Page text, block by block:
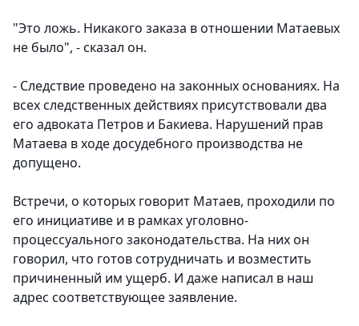
"Это ложь. Никакого заказа в отношении Матаевых
не было", - сказал он.
- Следствие проведено на законных основаниях. На
всех следственных действиях присутствовали два
его адвоката Петров и Бакиева. Нарушений прав
Матаева в ходе досудебного производства не
допущено.
Встречи, о которых говорит Матаев, проходили по
его инициативе и в рамках уголовно-
процессуального законодательства. На них он
говорил, что готов сотрудничать и возместить
причиненный им ущерб. И даже написал в наш
адрес соответствующее заявление.